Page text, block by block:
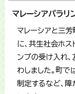
マレーシアパラリ
マレーシアと三
に、共生社会ホス
ンプの受け入れ
わしました。町で
制定するなど、